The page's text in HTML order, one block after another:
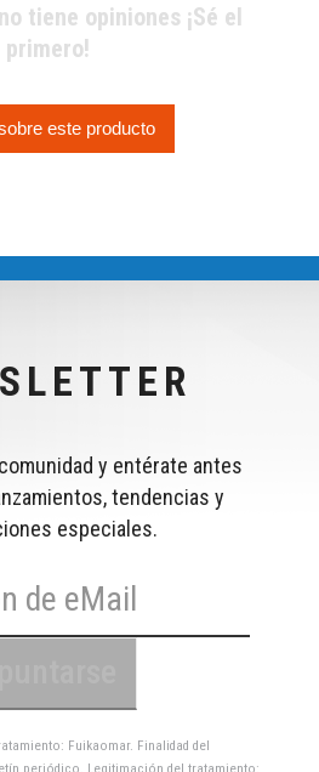
tiene opiniones ¡Sé el
primero!
este producto
y entérate antes
tendencias y
especiales.
Fuikaomar. Finalidad del
periódico. Legitimación del tratamiento: